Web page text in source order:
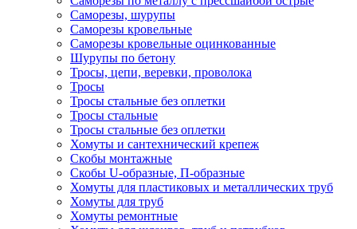
Саморезы, шурупы
Саморезы кровельные
Саморезы кровельные оцинкованные
Шурупы по бетону
Тросы, цепи, веревки, проволока
Тросы
Тросы стальные без оплетки
Тросы стальные
Тросы стальные без оплетки
Хомуты и сантехнический крепеж
Скобы монтажные
Скобы U-образные, П-образные
Хомуты для пластиковых и металлических труб
Хомуты для труб
Хомуты ремонтные